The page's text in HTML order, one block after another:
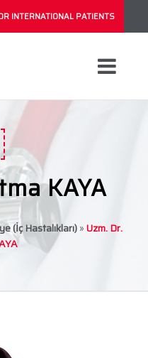
INTERNATIONAL PATIENTS
KAYA
(İç Hastalıkları)»Uzm. Dr.